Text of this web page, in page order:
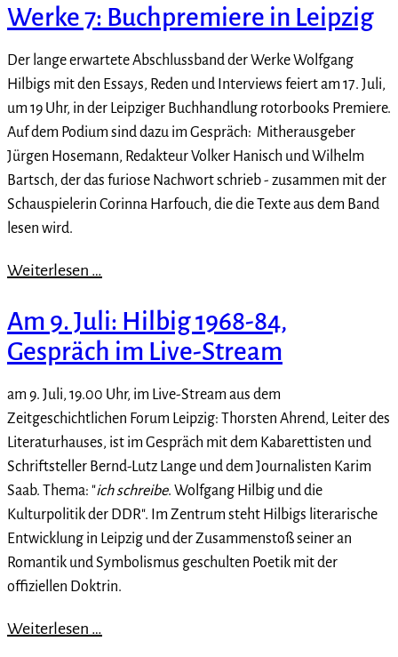
Werke 7: Buchpremiere in Leipzig
Der lange erwartete Abschlussband der Werke Wolfgang
Hilbigs mit den Essays, Reden und Interviews feiert am 17. Juli,
um 19 Uhr, in der Leipziger Buchhandlung rotorbooks Premiere.
Auf dem Podium sind dazu im Gespräch: Mitherausgeber
Jürgen Hosemann, Redakteur Volker Hanisch und Wilhelm
Bartsch, der das furiose Nachwort schrieb - zusammen mit der
Schauspielerin Corinna Harfouch, die die Texte aus dem Band
lesen wird.
Weiterlesen …
Am 9. Juli: Hilbig 1968-84,
Gespräch im Live-Stream
am 9. Juli, 19.00 Uhr, im Live-Stream aus dem
Zeitgeschichtlichen Forum Leipzig: Thorsten Ahrend, Leiter des
Literaturhauses, ist im Gespräch mit dem Kabarettisten und
Schriftsteller Bernd-Lutz Lange und dem Journalisten Karim
Saab. Thema: "ich schreibe. Wolfgang Hilbig und die
Kulturpolitik der DDR". Im Zentrum steht Hilbigs literarische
Entwicklung in Leipzig und der Zusammenstoß seiner an
Romantik und Symbolismus geschulten Poetik mit der
offiziellen Doktrin.
Weiterlesen …